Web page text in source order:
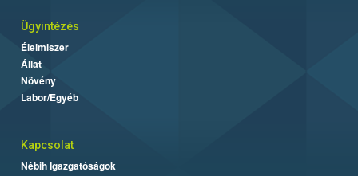
Ügyintézés
Élelmiszer
Állat
Növény
Labor/Egyéb
Kapcsolat
Nébih Igazgatóságok